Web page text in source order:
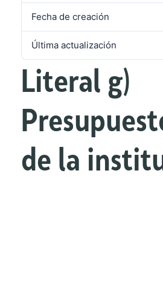
Fecha de creación
Última actualización
Literal g)
de la